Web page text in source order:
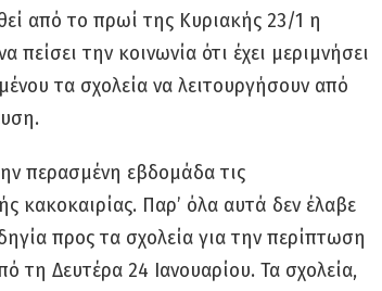
από το πρωί της Κυριακής 23/1 η
την κοινωνία ότι έχει μεριμνήσει
τα σχολεία να λειτουργήσουν από
περασμένη εβδομάδα τις
κακοκαιρίας. Παρ’ όλα αυτά δεν έλαβε
προς τα σχολεία για την περίπτωση
τη Δευτέρα 24 Ιανουαρίου. Τα σχολεία,